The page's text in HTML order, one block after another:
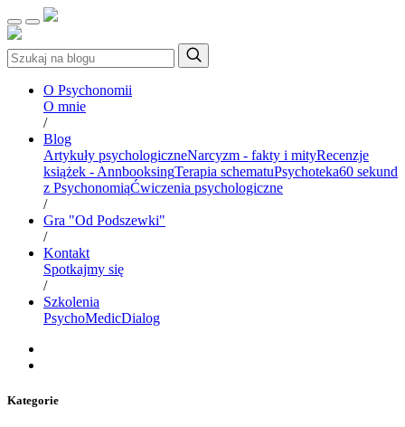
O Psychonomii
O mnie
/
Blog
Artykuły psychologiczneNarcyzm - fakty i mityRecenzje
książek - AnnbooksingTerapia schematuPsychoteka60 sekund
z PsychonomiąĆwiczenia psychologiczne
/
Gra "Od Podszewki"
/
Kontakt
Spotkajmy się
/
Szkolenia
PsychoMedicDialog
Kategorie